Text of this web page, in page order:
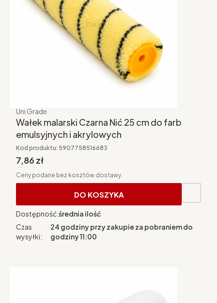
Producent
Uni Grade
Wałek malarski Czarna Nić 25 cm do farb
emulsyjnych i akrylowych
Kod produktu: 5907758516683
Cena brutto
7,86 zł
Ceny podane bez kosztów dostawy.
DO KOSZYKA
Dostępność:średnia ilość
Czas
wysyłki:
24 godziny przy zakupie za pobraniem do
godziny 11:00